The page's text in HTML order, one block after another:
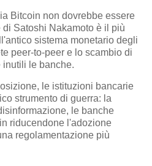
Bitcoin non dovrebbe essere
Satoshi Nakamoto è il più
sistema monetario degli
peer-to-peer e lo scambio di
inutili le banche.
le istituzioni bancarie
strumento di guerra: la
le banche
riducendone l'adozione
regolamentazione più